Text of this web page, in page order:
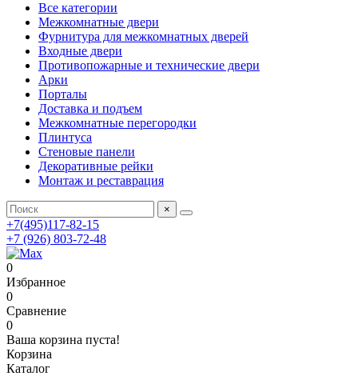
Все категории
Межкомнатные двери
Фурнитура для межкомнатных дверей
Входные двери
Противопожарные и технические двери
Арки
Порталы
Доставка и подъем
Межкомнатные перегородки
Плинтуса
Стеновые панели
Декоративные рейки
Монтаж и реставрация
×
+7(495)117-82-15
+7 (926) 803-72-48
0
Избранное
0
Сравнение
0
Ваша корзина пуста!
Корзина
Каталог